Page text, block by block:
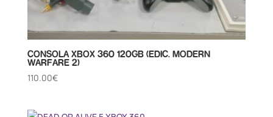
CONSOLA XBOX 360 120GB (EDIC. MODERN
WARFARE 2)
110.00€